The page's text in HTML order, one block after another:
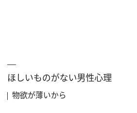
ほしいものがない男性心理
物欲が薄いから